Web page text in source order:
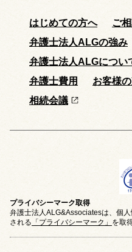
はじめての方へ
ご
弁護士法人ALGの強み
弁護士法人ALGについ
弁護士費用
お客様
相続会議
プライバシーマーク取得
弁護士法人ALG&Associatesは、個
される 「プライバシーマーク」 を取